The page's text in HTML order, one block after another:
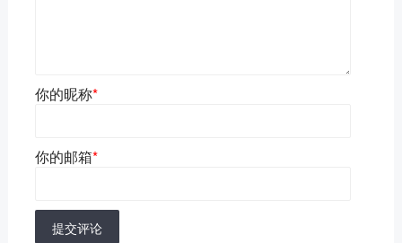
你的昵称*
你的邮箱*
提交评论